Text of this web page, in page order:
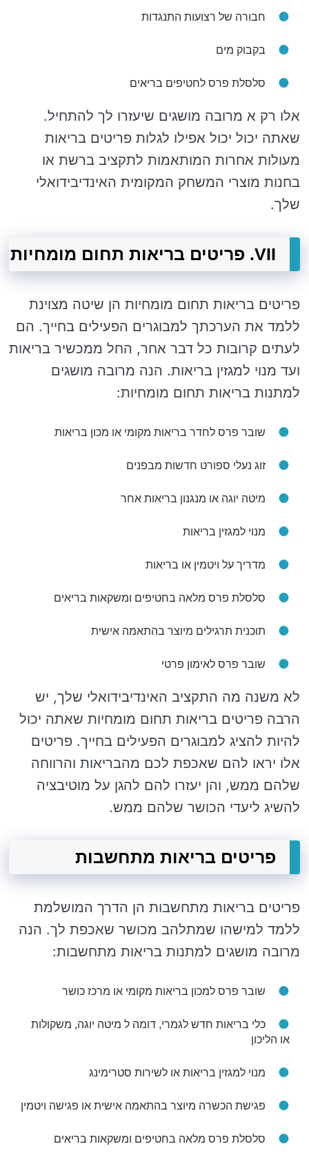
חבורה של רצועות התנגדות
בקבוק מים
סלסלת פרס לחטיפים בריאים
אלו רק א מרובה מושגים שיעזרו לך להתחיל.
שאתה יכול יכול אפילו לגלות פריטים בריאות
מעולות אחרות המותאמות לתקציב ברשת או
בחנות מוצרי המשחק המקומית האינדיבידואלי
שלך.
VII. פריטים בריאות תחום מומחיות
פריטים בריאות תחום מומחיות הן שיטה מצוינת
ללמד את הערכתך למבוגרים הפעילים בחייך. הם
לעתים קרובות כל דבר אחר, החל ממכשיר בריאות
ועד מנוי למגזין בריאות. הנה מרובה מושגים
למתנות בריאות תחום מומחיות:
שובר פרס לחדר בריאות מקומי או מכון בריאות
זוג נעלי ספורט חדשות מבפנים
מיטה יוגה או מנגנון בריאות אחר
מנוי למגזין בריאות
מדריך על ויטמין או בריאות
סלסלת פרס מלאה בחטיפים ומשקאות בריאים
תוכנית תרגילים מיוצר בהתאמה אישית
שובר פרס לאימון פרטי
לא משנה מה התקציב האינדיבידואלי שלך, יש
הרבה פריטים בריאות תחום מומחיות שאתה יכול
להיות להציג למבוגרים הפעילים בחייך. פריטים
אלו יראו להם שאכפת לכם מהבריאות והרווחה
שלהם ממש, והן יעזרו להם להגן על מוטיבציה
להשיג ליעדי הכושר שלהם ממש.
פריטים בריאות מתחשבות
פריטים בריאות מתחשבות הן הדרך המושלמת
ללמד למישהו שמתלהב מכושר שאכפת לך. הנה
מרובה מושגים למתנות בריאות מתחשבות:
שובר פרס למכון בריאות מקומי או מרכז כושר
כלי בריאות חדש לגמרי, דומה ל מיטה יוגה, משקולות
או הליכון
מנוי למגזין בריאות או לשירות סטרימינג
פגישת הכשרה מיוצר בהתאמה אישית או פגישה ויטמין
סלסלת פרס מלאה בחטיפים ומשקאות בריאים